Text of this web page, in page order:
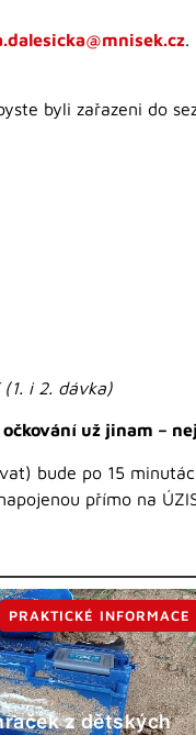
.
byli zařazeni do
i 2. dávka)
už jinam –
bude po 15
přímo na
z dětských
PRAKTICKÉ INFORMACE